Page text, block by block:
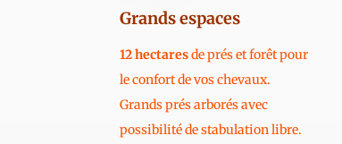
Grands espaces
12 hectaresde prés et forêt pour
le confort de vos chevaux.
Grands prés arborés avec
possibilité de stabulation libre.